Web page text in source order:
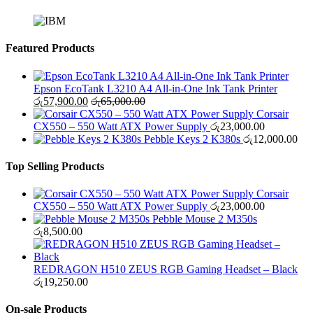
Featured Products
Epson EcoTank L3210 A4 All-in-One Ink Tank Printer
රු57,900.00 රු65,000.00
Corsair
CX550 – 550 Watt ATX Power Supply රු23,000.00
Pebble Keys 2 K380s රු12,000.00
Top Selling Products
Corsair
CX550 – 550 Watt ATX Power Supply රු23,000.00
Pebble Mouse 2 M350s
රු8,500.00
REDRAGON H510 ZEUS RGB Gaming Headset – Black
රු19,250.00
On-sale Products